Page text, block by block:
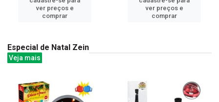
ver preços e
comprar
ver preços e
comprar
Especial de Natal Zein
Veja mais